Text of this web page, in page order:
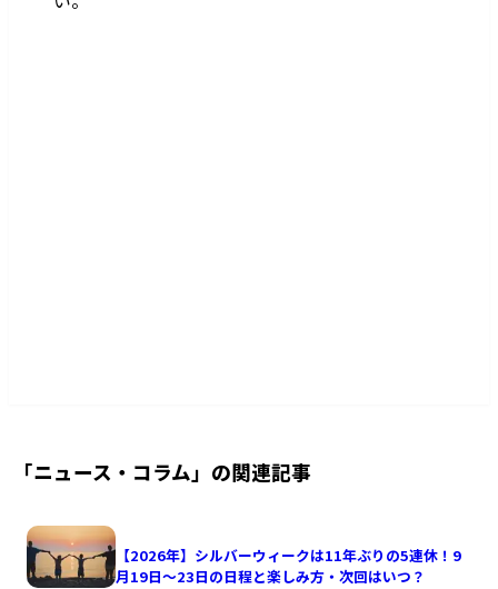
「ニュース・コラム」の関連記事
【2026年】シルバーウィークは11年ぶりの5連休！9
月19日〜23日の日程と楽しみ方・次回はいつ？